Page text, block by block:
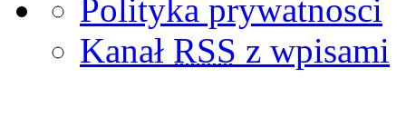
Polityka prywatnosci
Kanał RSS z wpisami